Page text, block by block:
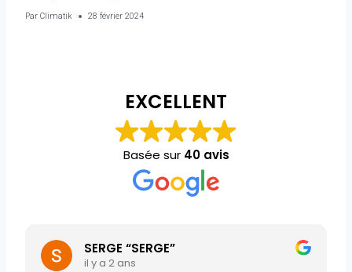
Par Climatik 28 février 2024
EXCELLENT
Basée sur 40 avis
SERGE “SERGE”
il y a 2 ans